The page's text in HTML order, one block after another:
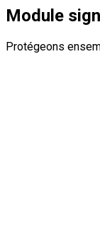
Module
Protégeons